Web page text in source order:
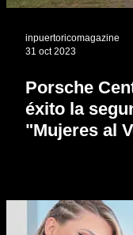
inpuertoricomagazine
31 oct 2023
Porsche
éxito la
"Mujeres al